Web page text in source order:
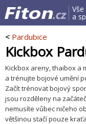
a
< Pardubice
Kickbox
Kickbox areny, thaibox a
a trénujte bojové umění
Začít trénovat bojový
jsou rozděleny na
nemusíte vůbec ničeho
většinou stačí pouze